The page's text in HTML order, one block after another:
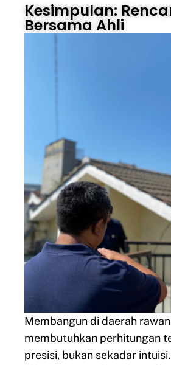
Kesimpulan:
Bersama Ahli
Membangun di daerah
membutuhkan perhitungan
presisi, bukan sekadar